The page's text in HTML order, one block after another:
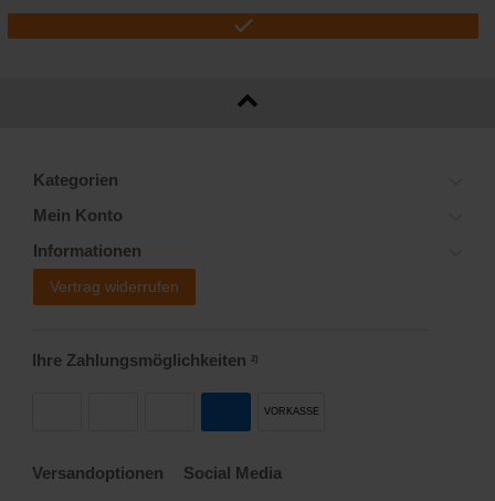
Kategorien
Mein Konto
Informationen
Vertrag widerrufen
Ihre Zahlungsmöglichkeiten 2)
VORKASSE
Versandoptionen Social Media